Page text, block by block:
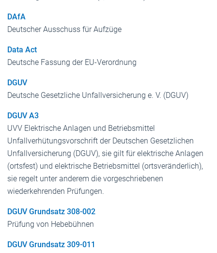
DAfA
Deutscher Ausschuss für Aufzüge
Data Act
Deutsche Fassung der EU-Verordnung
DGUV
Deutsche Gesetzliche Unfallversicherung e. V. (DGUV)
DGUV A3
UVV Elektrische Anlagen und Betriebsmittel
Unfallverhütungsvorschrift der Deutschen Gesetzlichen
Unfallversicherung (DGUV), sie gilt für elektrische Anlagen
(ortsfest) und elektrische Betriebsmittel (ortsveränderlich),
sie regelt unter anderem die vorgeschriebenen
wiederkehrenden Prüfungen.
DGUV Grundsatz 308-002
Prüfung von Hebebühnen
DGUV Grundsatz 309-011